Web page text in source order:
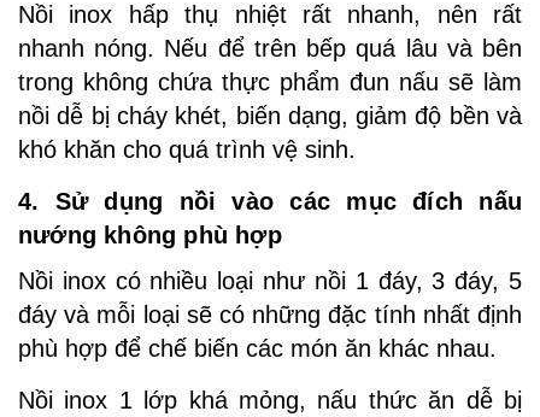
Nồi inox hấp thụ nhiệt rất nhanh, nên rất
nhanh nóng. Nếu để trên bếp quá lâu và bên
trong không chứa thực phẩm đun nấu sẽ làm
nồi dễ bị cháy khét, biến dạng, giảm độ bền và
khó khăn cho quá trình vệ sinh.
4. Sử dụng nồi vào các mục đích nấu
nướng không phù hợp
Nồi inox có nhiều loại như nồi 1 đáy, 3 đáy, 5
đáy và mỗi loại sẽ có những đặc tính nhất định
phù hợp để chế biến các món ăn khác nhau.
Nồi inox 1 lớp khá mỏng, nấu thức ăn dễ bị